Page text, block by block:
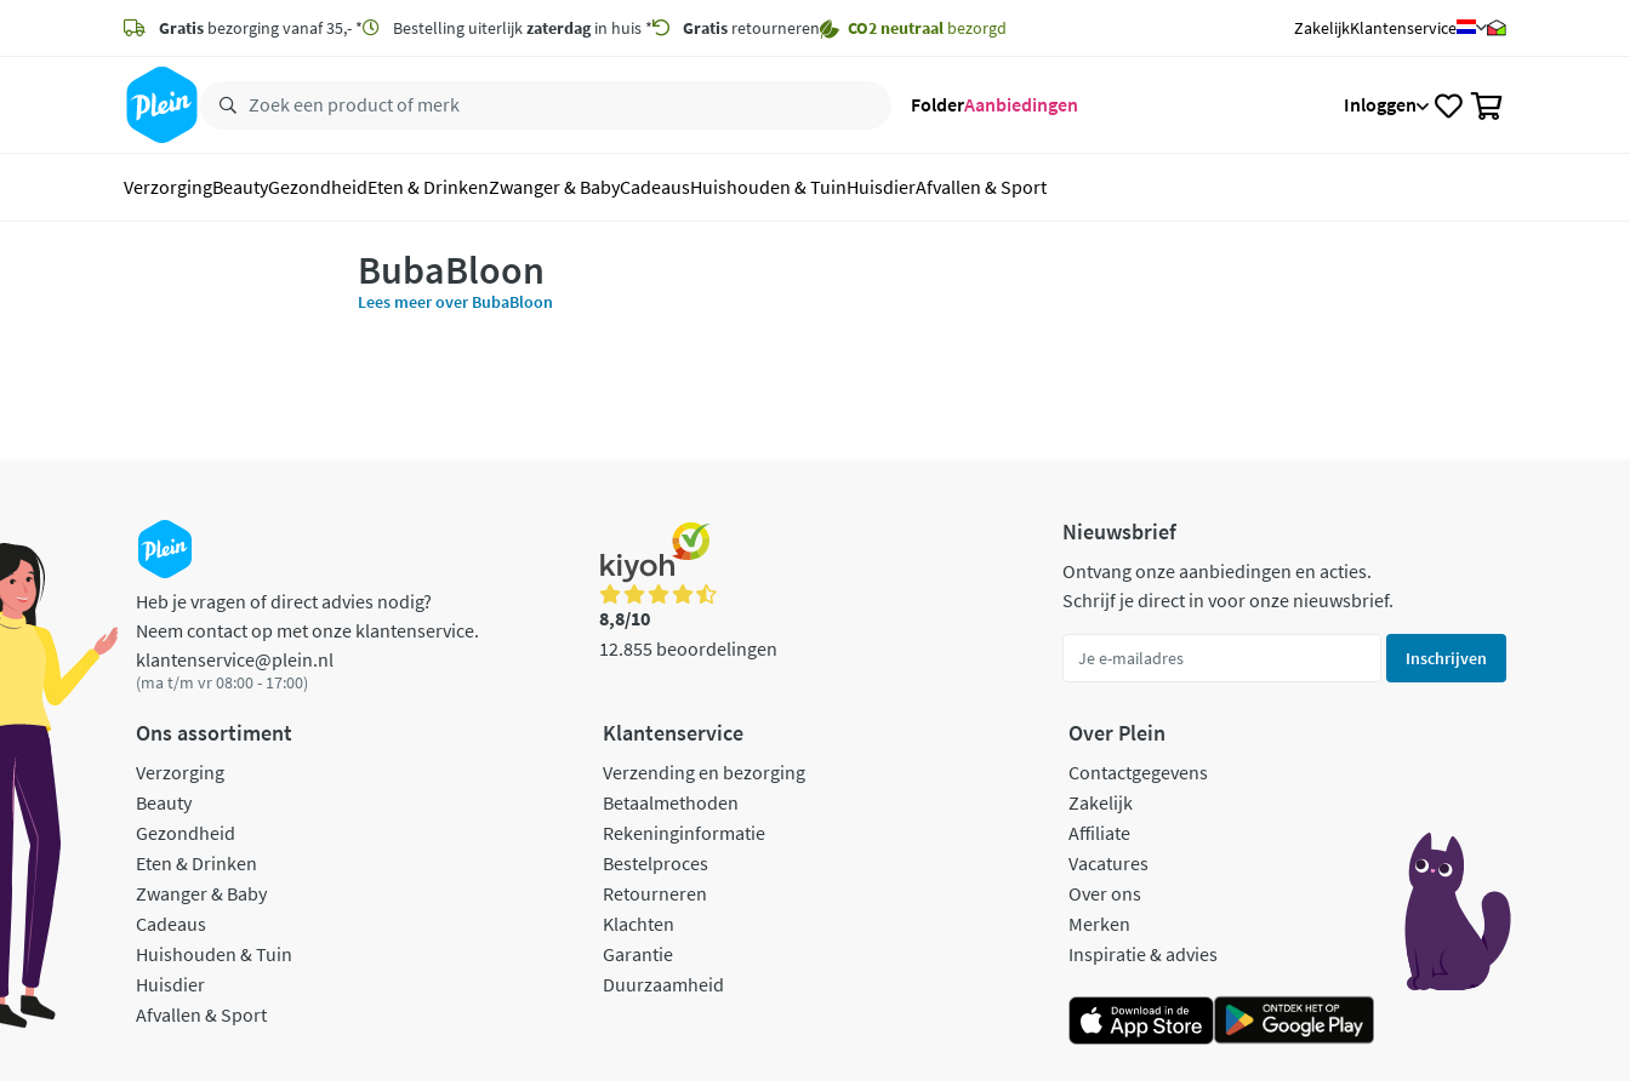
zoeken
hoofdinhoud
Gratis bezorging vanaf 35,- * Bestelling uiterlijkzaterdagin huis * Gratis retourneren CO2 neutraal bezorgd ZakelijkKlantenservice
FolderAanbiedingen Inloggen
VerzorgingBeautyGezondheidEten & DrinkenZwanger & BabyCadeausHuishouden & TuinHuisdierAfvallen & Sport
BubaBloon
Lees meer over BubaBloon
Heb je vragen of direct advies nodig?
Neem contact op met onze klantenservice.
klantenservice@plein.nl
(ma t/m vr 08:00 - 17:00)
8,8/10
12.855 beoordelingen
Nieuwsbrief
Ontvang onze aanbiedingen en acties.
Schrijf je direct in voor onze nieuwsbrief.
Inschrijven
Ons assortiment
Verzorging
Beauty
Gezondheid
Eten & Drinken
Zwanger & Baby
Cadeaus
Huishouden & Tuin
Huisdier
Afvallen & Sport
Klantenservice
Verzending en bezorging
Betaalmethoden
Rekeninginformatie
Bestelproces
Retourneren
Klachten
Garantie
Duurzaamheid
Over Plein
Contactgegevens
Zakelijk
Affiliate
Vacatures
Over ons
Merken
Inspiratie & advies